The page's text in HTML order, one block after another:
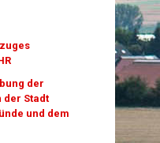
der
Stadt
und dem